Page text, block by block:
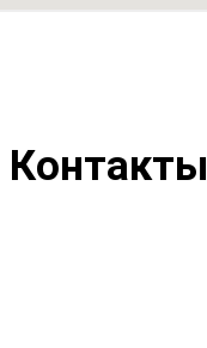
Контакты